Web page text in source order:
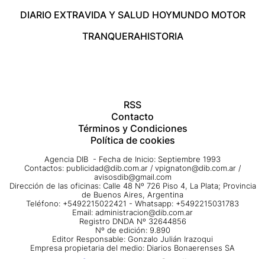
DIARIO EXTRAVIDA Y SALUD HOYMUNDO MOTOR
TRANQUERAHISTORIA
RSS
Contacto
Términos y Condiciones
Política de cookies
Agencia DIB - Fecha de Inicio: Septiembre 1993
Contactos: publicidad@dib.com.ar / vpignaton@dib.com.ar /
avisosdib@gmail.com
Dirección de las oficinas: Calle 48 Nº 726 Piso 4, La Plata; Provincia
de Buenos Aires, Argentina
Teléfono: +5492215022421 - Whatsapp: +5492215031783
Email: administracion@dib.com.ar
Registro DNDA Nº 32644856
Nº de edición: 9.890
Editor Responsable: Gonzalo Julián Irazoqui
Empresa propietaria del medio: Diarios Bonaerenses SA